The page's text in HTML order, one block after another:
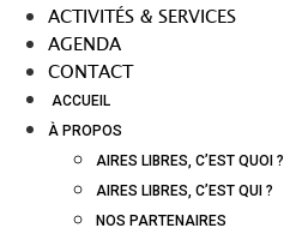
ACTIVITÉS & SERVICES
AGENDA
CONTACT
ACCUEIL
À PROPOS
AIRES LIBRES, C’EST QUOI ?
AIRES LIBRES, C’EST QUI ?
NOS PARTENAIRES